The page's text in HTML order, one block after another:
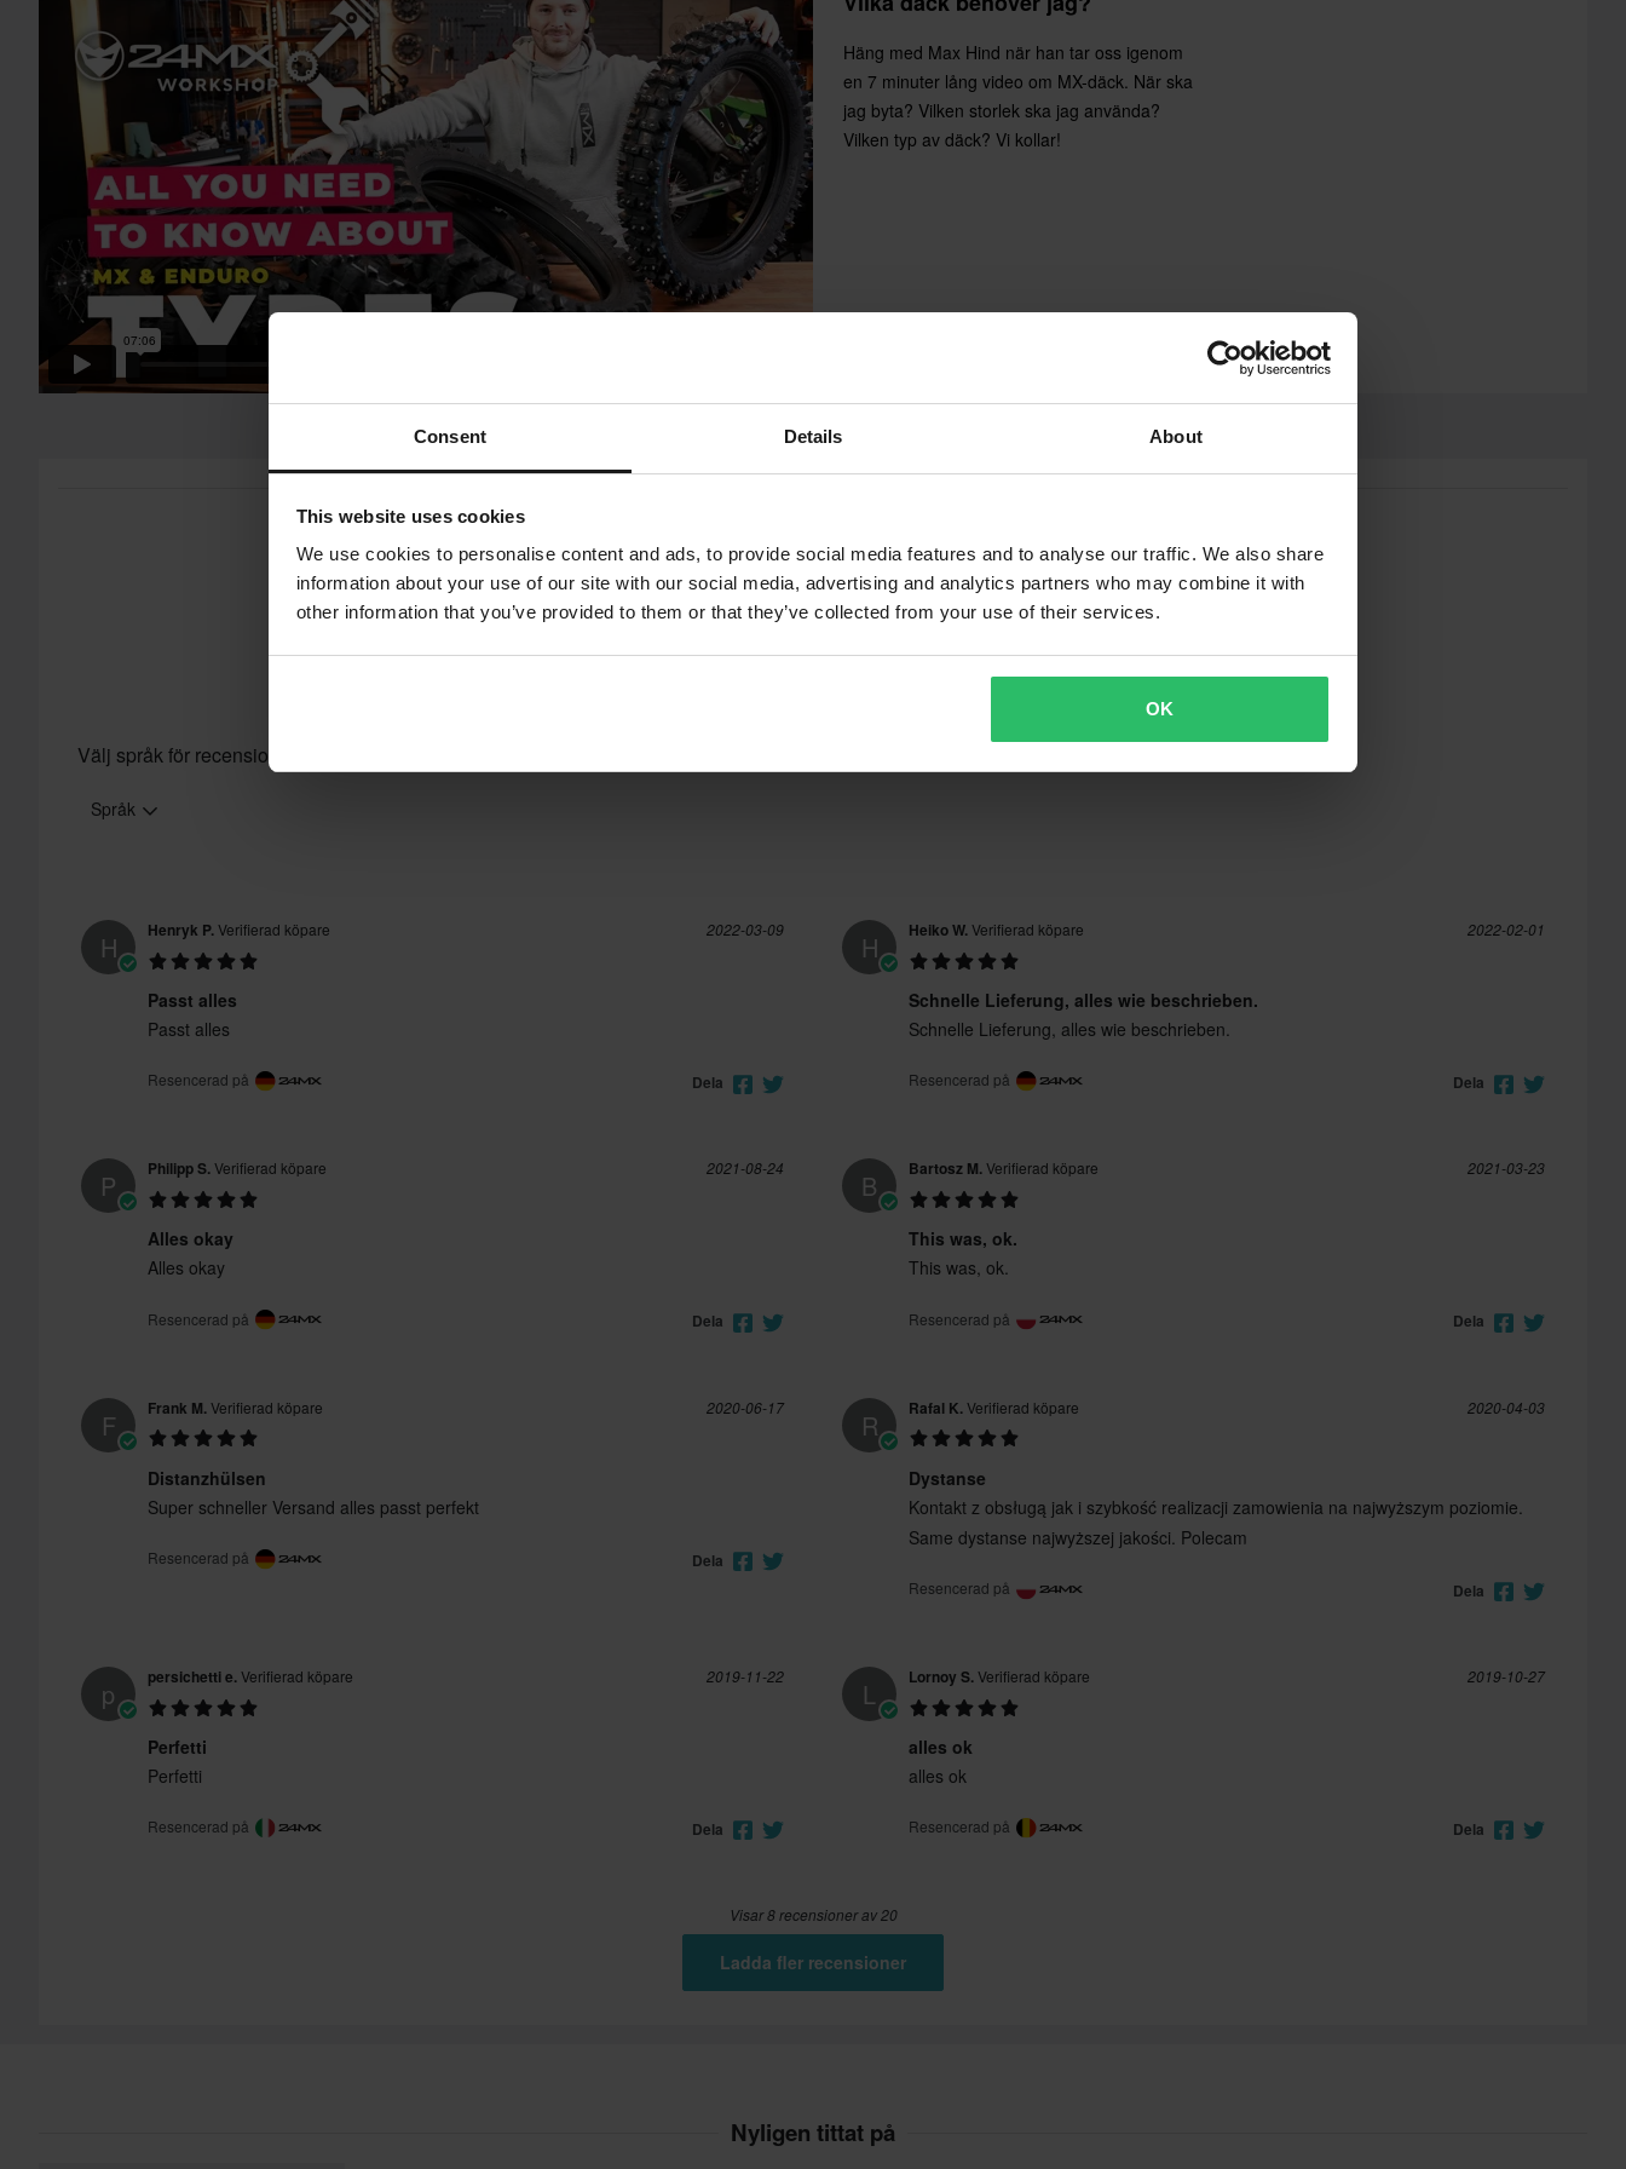
Consent Details About
This website uses cookies
We use cookies to personalise content and ads, to provide social media features and to analyse our traffic. We also share
information about your use of our site with our social media, advertising and analytics partners who may combine it with
other information that you’ve provided to them or that they’ve collected from your use of their services.
OK
60 dagars returrätt*
Du har rätt att returnera din beställning inom 60 dagar. Returavgifter tillkommer. *Rätten att
returnera gäller inte för produkter som är personaliserade eller tillverkade på beställning. Se
vårKundvård-sidaför mer information och villkor.
Häng med Max Hind när han tar oss igenom
en 7 minuter lång video om MX-däck. När ska
jag byta? Vilken storlek ska jag använda?
Vilken typ av däck? Vi kollar!
4.9
20 Recensioner
(3)
(0)
Välj språk för recensioner
Språk
H Henryk P.Verifierad köpare 2022-03-09
Passt alles
Passt alles
Resencerad på Dela
H Heiko W.Verifierad köpare 2022-02-01
Schnelle Lieferung, alles wie beschrieben.
Schnelle Lieferung, alles wie beschrieben.
Resencerad på Dela
P Philipp S.Verifierad köpare 2021-08-24
Alles okay
Alles okay
Resencerad på Dela
B Bartosz M.Verifierad köpare 2021-03-23
This was, ok.
This was, ok.
Resencerad på Dela
F Frank M.Verifierad köpare 2020-06-17
Distanzhülsen
Super schneller Versand alles passt perfekt
Resencerad på Dela
R Rafal K.Verifierad köpare 2020-04-03
Dystanse
Kontakt z obsługą jak i szybkość realizacji zamowienia na najwyższym poziomie.
Same dystanse najwyższej jakości. Polecam
Resencerad på Dela
p persichetti e.Verifierad köpare 2019-11-22
Perfetti
Perfetti
Resencerad på Dela
L Lornoy S.Verifierad köpare 2019-10-27
alles ok
alles ok
Resencerad på Dela
Visar 8 recensioner av 20
Ladda fler recensioner
Nyligen tittat på